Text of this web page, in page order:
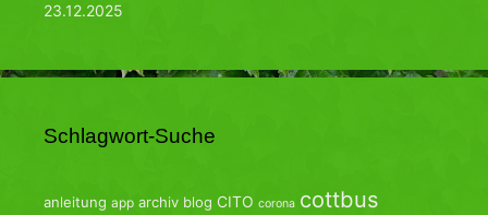
23.12.2025
Schlagwort-Suche
anleitung app archiv blog CITO corona cottbus